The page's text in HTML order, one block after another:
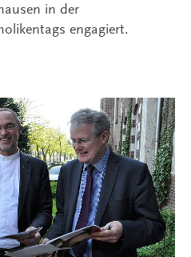
in der
engagiert.